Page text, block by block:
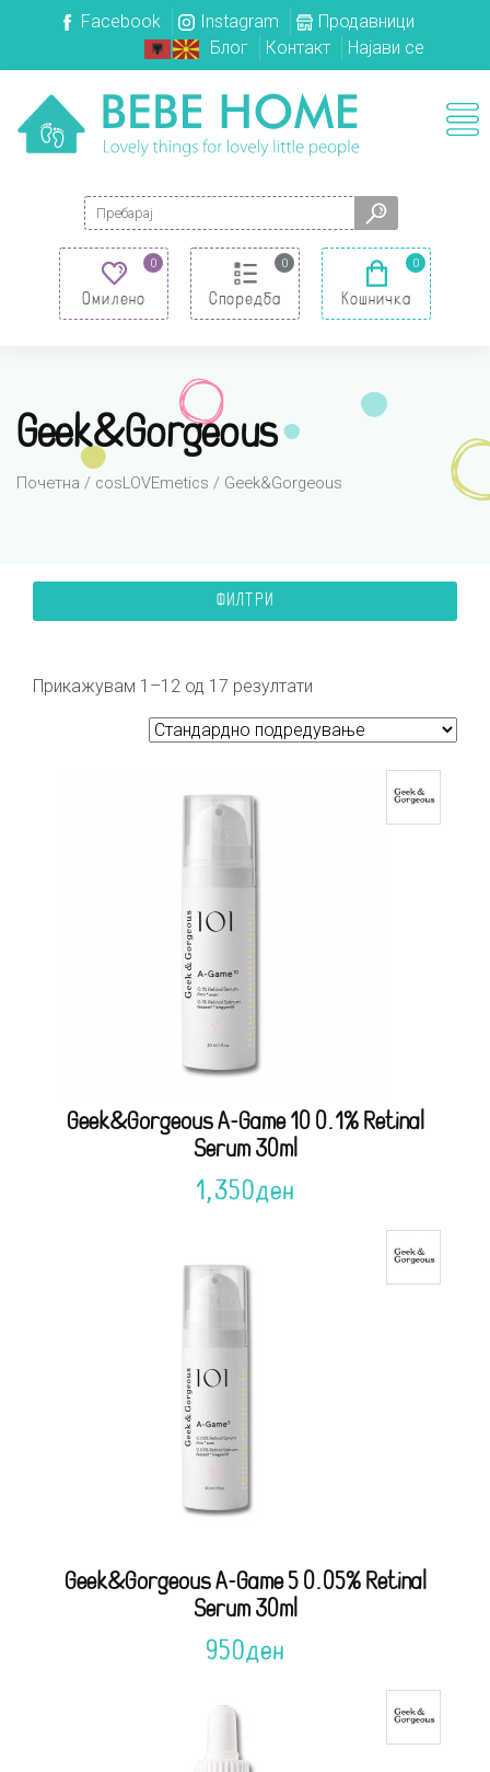
Facebook Instagram
Продавници
Блог
Контакт Најави се
Search for:
0
Омилено
0
Споредба
0
Кошничка
Geek&Gorgeous
Почетна / cosLOVEmetics / Geek&Gorgeous
ФИЛТРИ
Прикажувам 1–12 од 17 резултати
Geek&Gorgeous A-Game 10 0.1% Retinal
Serum 30ml
1,350ден
Geek&Gorgeous A-Game 5 0.05% Retinal
Serum 30ml
950ден